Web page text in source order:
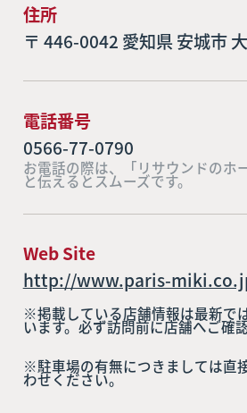
住所
〒 446-0042 愛知県 安城市
電話番号
0566-77-0790
お電話の際は、「リサウンドのホ
と伝えるとスムーズです。
Web Site
http://www.paris-
※掲載している店舗情報は最新で
います。必ず訪問前に店舗へご確
※駐車場の有無につきましては直
わせください。